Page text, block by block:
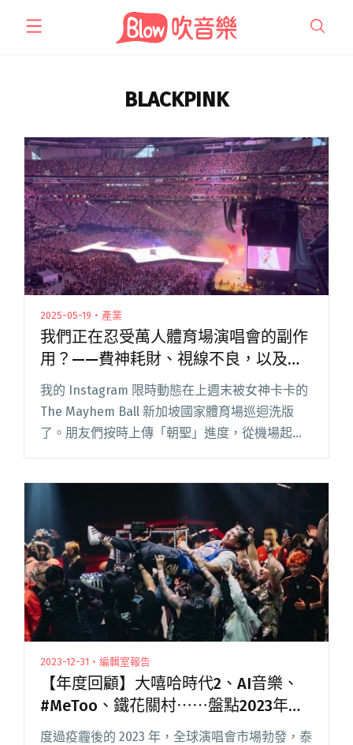
BLACKPINK
2025-05-19・產業
我們正在忍受萬人體育場演唱會的副作
用？——費神耗財、視線不良，以及
「根本不記得看了什麼」
我的 Instagram 限時動態在上週末被女神卡卡的
The Mayhem Ball 新加坡國家體育場巡迴洗版
了。朋友們按時上傳「朝聖」進度，從機場起飛
開始，到落地新加坡的第一餐、入住飯店的變裝
副作用？——費神耗財、視線不良，以及「根本
不記得看了什麼」"
2023-12-31・編輯室報告
【年度回顧】大嘻哈時代2、AI音樂、
#MeToo、鐵花關村⋯⋯盤點2023年台
灣音樂事件
度過疫霾後的 2023 年，全球演唱會市場勃發，泰